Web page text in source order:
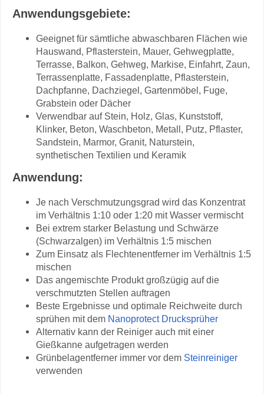
Anwendungsgebiete:
Geeignet für sämtliche abwaschbaren Flächen wie
Hauswand, Pflasterstein, Mauer, Gehwegplatte,
Terrasse, Balkon, Gehweg, Markise, Einfahrt, Zaun,
Terrassenplatte, Fassadenplatte, Pflasterstein,
Dachpfanne, Dachziegel, Gartenmöbel, Fuge,
Grabstein oder Dächer
Verwendbar auf Stein, Holz, Glas, Kunststoff,
Klinker, Beton, Waschbeton, Metall, Putz, Pflaster,
Sandstein, Marmor, Granit, Naturstein,
synthetischen Textilien und Keramik
Anwendung:
Je nach Verschmutzungsgrad wird das Konzentrat
im Verhältnis 1:10 oder 1:20 mit Wasser vermischt
Bei extrem starker Belastung und Schwärze
(Schwarzalgen) im Verhältnis 1:5 mischen
Zum Einsatz als Flechtenentferner im Verhältnis 1:5
mischen
Das angemischte Produkt großzügig auf die
verschmutzten Stellen auftragen
Beste Ergebnisse und optimale Reichweite durch
sprühen mit dem Nanoprotect Drucksprüher
Alternativ kann der Reiniger auch mit einer
Gießkanne aufgetragen werden
Grünbelagentferner immer vor dem Steinreiniger
verwenden